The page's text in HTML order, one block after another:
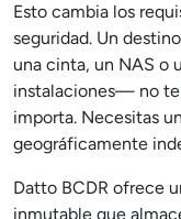
Esto cambia los
seguridad. Un
una cinta, un NAS o
instalaciones— no te
importa. Necesitas
geográficamente
Datto BCDR ofrece
inmutable que